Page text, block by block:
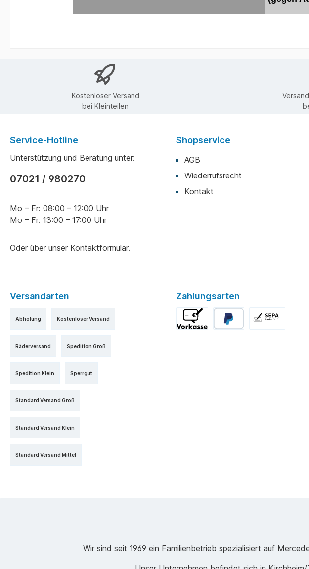
Kostenloser Versand
bei Kleinteilen
Service-Hotline
Unterstützung und Beratung unter:
07021 / 980270
Mo – Fr: 08:00 – 12:00 Uhr
Mo – Fr: 13:00 – 17:00 Uhr
Oder über unser Kontaktformular.
Shopservice
AGB
Wiederrufsrecht
Kontakt
Versandarten
Abholung Kostenloser Versand
Räderversand Spedition Groß
Spedition Klein Sperrgut
Standard Versand Groß
Standard Versand Klein
Standard Versand Mittel
Zahlungsarten
Wir sind seit 1969 ein Familienbetrieb spezialisiert auf